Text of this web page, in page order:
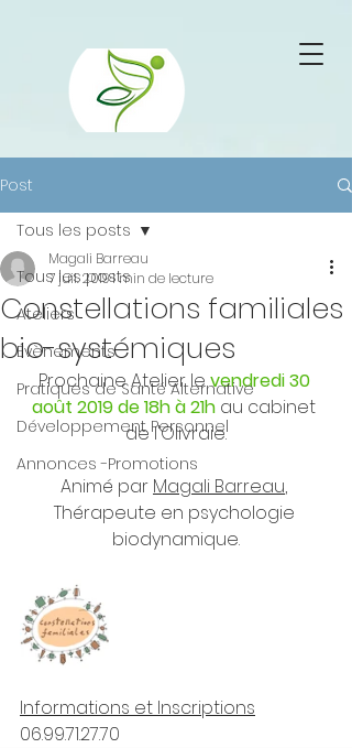
Post
Tous les posts
Ateliers
Évènements
Pratiques de Santé Alternative
Développement Personnel
Annonces -Promotions
Tous les posts
Constellations familiales
bio-systémiques
Magali Barreau
7 juil. 20191 min de lecture
Prochaine Atelier le vendredi 30
août 2019 de 18h à 21h au cabinet
de l'Olivraie.
Animé par Magali Barreau,
Thérapeute en psychologie
biodynamique.
Informations et Inscriptions
06.99.71.27.70